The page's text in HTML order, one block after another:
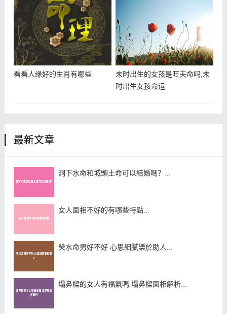
看看人缘好的生肖有哪些
未时出生的女孩是旺夫命吗,未
时出生女孩命运
最新文章
洞下水命和城頭土命可以結婚嗎？...
女人面相不好的有哪些特點...
癸水命男好不好 心思細膩樂於助人...
塌鼻樑的女人有福氣嗎 塌鼻樑面相解析...